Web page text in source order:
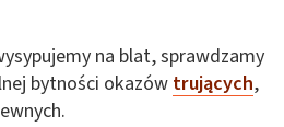
na blat, sprawdzamy
bytności okazów trujących,